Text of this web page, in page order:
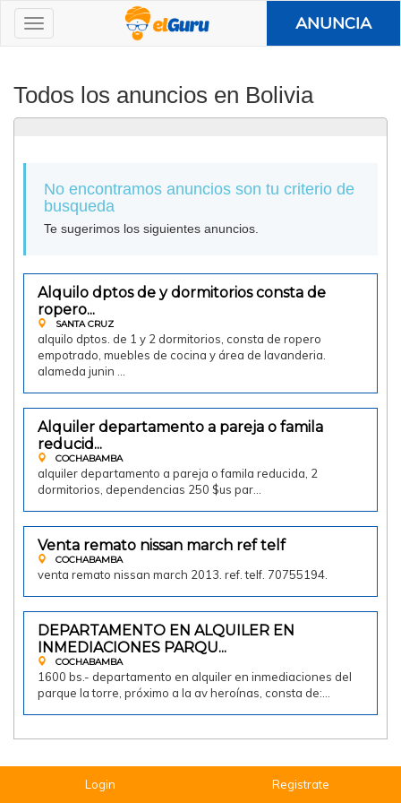
ANUNCIA
Todos los anuncios en Bolivia
No encontramos anuncios son tu criterio de
busqueda
Te sugerimos los siguientes anuncios.
Doy en alquiler
Alquilo dptos de y dormitorios consta de
ropero...
SANTA CRUZ
alquilo dptos. de 1 y 2 dormitorios, consta de ropero
empotrado, muebles de cocina y área de lavanderia.
alameda junin …
Doy en alquiler
Alquiler departamento a pareja o famila
reducid...
COCHABAMBA
alquiler departamento a pareja o famila reducida, 2
dormitorios, dependencias 250 $us par…
Vendo
Venta remato nissan march ref telf
COCHABAMBA
venta remato nissan march 2013. ref. telf. 70755194.
Doy en alquiler
DEPARTAMENTO EN ALQUILER EN
INMEDIACIONES PARQU...
COCHABAMBA
1600 bs.- departamento en alquiler en inmediaciones del
parque la torre, próximo a la av heroínas, consta de:…
Login Registrate